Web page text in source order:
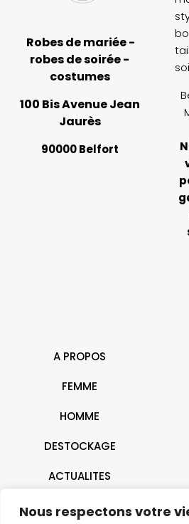
Nous respectons votre
Robes de mariée -
robes de soirée -
costumes
100 Bis Avenue Jean
Jaurès
90000 Belfort
A PROPOS
FEMME
HOMME
DESTOCKAGE
ACTUALITES
CONTACT